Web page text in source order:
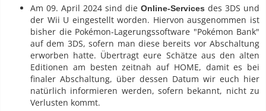
Am 09. April 2024 sind die Online-Services des 3DS und
der Wii U eingestellt worden. Hiervon ausgenommen ist
bisher die Pokémon-Lagerungssoftware "Pokémon Bank"
auf dem 3DS, sofern man diese bereits vor Abschaltung
erworben hatte. Übertragt eure Schätze aus den alten
Editionen am besten zeitnah auf HOME, damit es bei
finaler Abschaltung, über dessen Datum wir euch hier
natürlich informieren werden, sofern bekannt, nicht zu
Verlusten kommt.